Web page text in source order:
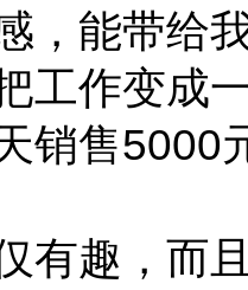
，能带给
工作变成
销售5000
有趣，而